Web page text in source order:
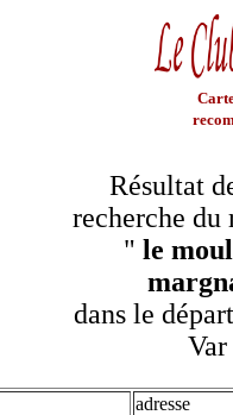
Résultat
recherche du
" le
dans le
Var
adresse